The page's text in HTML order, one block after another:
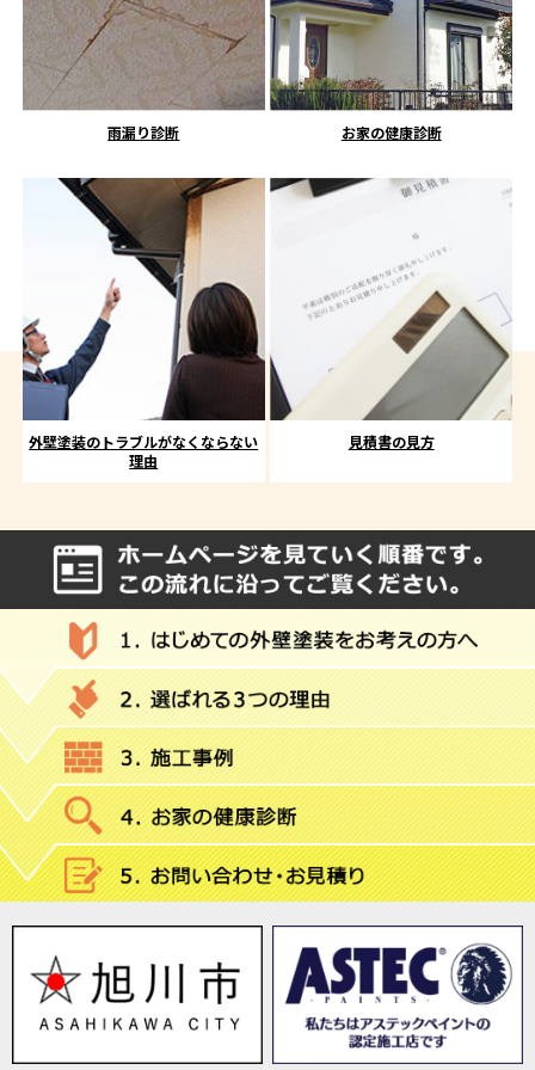
雨漏り診断 お家の健康診断
外壁塗装のトラブルがなくならない
理由
見積書の見方